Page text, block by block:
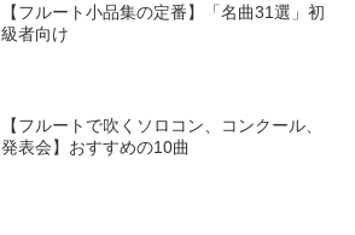
【フルート小品集の定番】「名曲31選」初
級者向け
【フルートで吹くソロコン、コンクール、
発表会】おすすめの10曲